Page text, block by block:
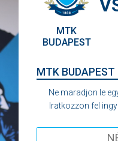
MTK
BUDAPEST
MTK BUDAPEST
Ne maradjon le
Iratkozzon fel